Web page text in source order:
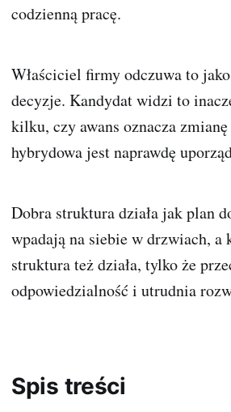
codzienną pracę.
Właściciel firmy odczuwa to
decyzje. Kandydat widzi to
kilku, czy awans oznacza
hybrydowa jest naprawdę
Dobra struktura działa jak plan
wpadają na siebie w drzwiach, a
struktura też działa, tylko że
odpowiedzialność i utrudnia
Spis treści